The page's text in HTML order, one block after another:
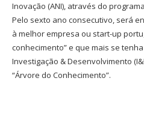
Inovação (ANI), através do
Pelo sexto ano consecutivo, será
à melhor empresa ou start-up
conhecimento” e que mais se
Investigação & Desenvolvimento
“Árvore do Conhecimento”.